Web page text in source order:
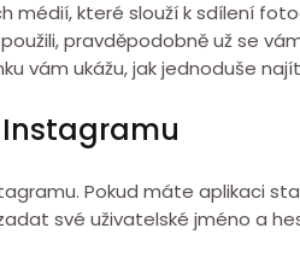
médií, které slouží k sdílení
pravděpodobně už se
vám ukážu, jak jednoduše
Instagramu
Pokud máte aplikaci
své uživatelské jméno a